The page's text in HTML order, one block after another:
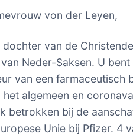
von der Leyen,
dochter van de
Neder-Saksen. U
van een farmaceutisch
het algemeen en
betrokken bij de
Unie bij Pfizer. 4